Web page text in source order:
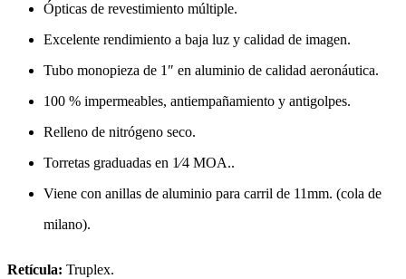
Ópticas de revestimiento múltiple.
Excelente rendimiento a baja luz y calidad de imagen.
Tubo monopieza de 1″ en aluminio de calidad aeronáutica.
100 % impermeables, antiempañamiento y antigolpes.
Relleno de nitrógeno seco.
Torretas graduadas en 1⁄4 MOA..
Viene con anillas de aluminio para carril de 11mm. (cola de
milano).
Retícula: Truplex.